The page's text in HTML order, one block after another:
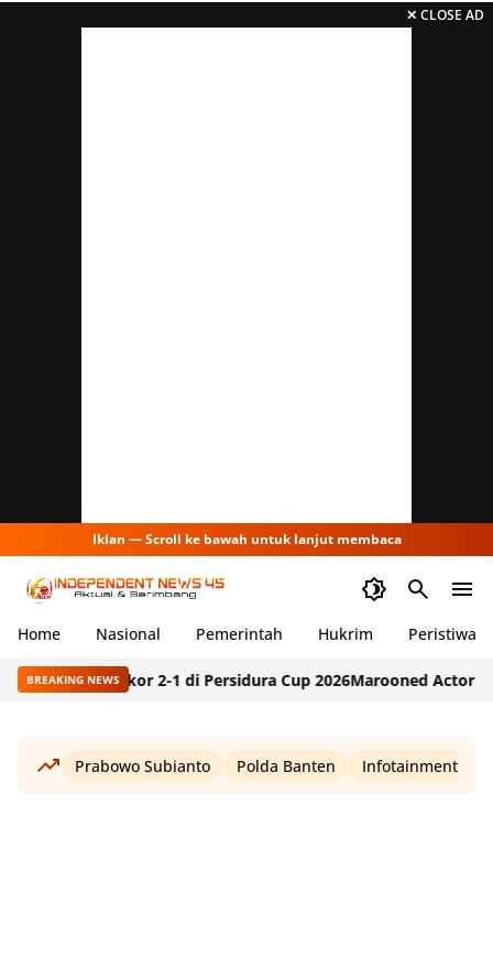
✕ CLOSE AD
Iklan — Scroll ke bawah untuk lanjut membaca
Home Nasional Pemerintah Hukrim Peristiwa
BREAKING NEWS
Skor 2-1 di Persidura Cup 2026Marooned Actor Society
Prabowo Subianto Polda Banten Infotainment